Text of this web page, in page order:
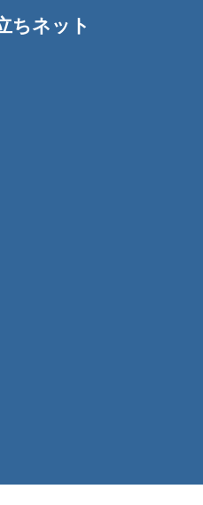
ちネット